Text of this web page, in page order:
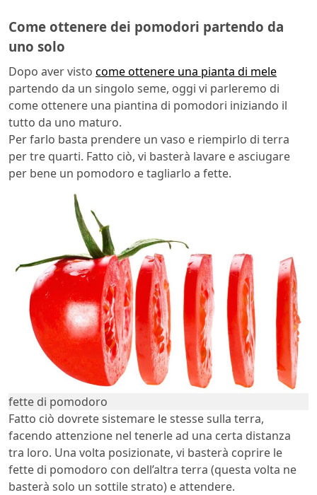
Come ottenere dei pomodori partendo da
uno solo
Dopo aver visto come ottenere una pianta di mele
partendo da un singolo seme, oggi vi parleremo di
come ottenere una piantina di pomodori iniziando il
tutto da uno maturo.
Per farlo basta prendere un vaso e riempirlo di terra
per tre quarti. Fatto ciò, vi basterà lavare e asciugare
per bene un pomodoro e tagliarlo a fette.
fette di pomodoro
Fatto ciò dovrete sistemare le stesse sulla terra,
facendo attenzione nel tenerle ad una certa distanza
tra loro. Una volta posizionate, vi basterà coprire le
fette di pomodoro con dell’altra terra (questa volta ne
basterà solo un sottile strato) e attendere.